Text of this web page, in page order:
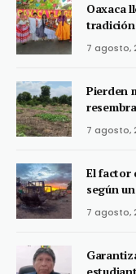
Oaxaca
tradición
7 agosto,
Pierden
7 agosto,
El factor
según
7 agosto,